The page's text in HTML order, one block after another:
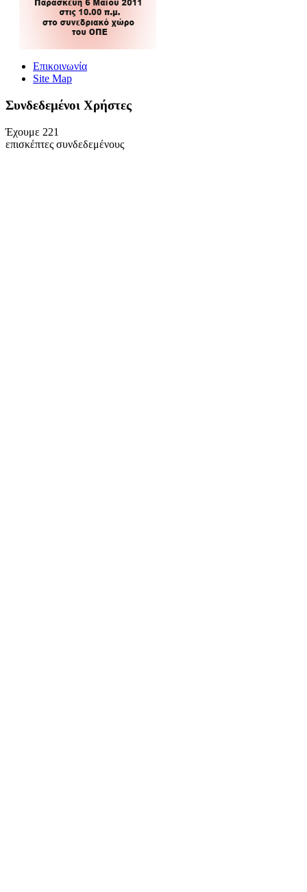
Επικοινωνία
Site Map
Συνδεδεμένοι Xρήστες
Έχουμε 221
επισκέπτες συνδεδεμένους